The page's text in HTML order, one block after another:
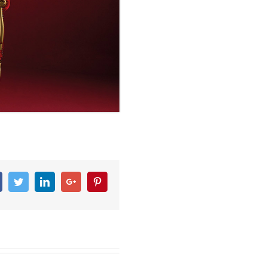
FacebookTwitterLinkedinGoogleplus